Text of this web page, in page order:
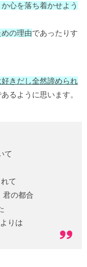
心を落ち着かせよう
の理由であったりす
好きだし全然諦められ
あるように思います。
て
て
君の都合
りは